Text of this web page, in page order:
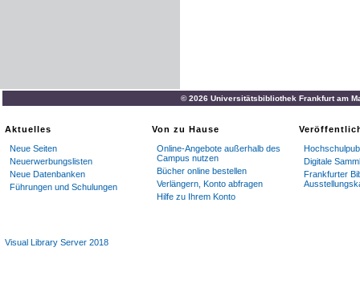
© 2026 Universitätsbibliothek Frankfurt am
Aktuelles
Neue Seiten
Neuerwerbungslisten
Neue Datenbanken
Führungen und Schulungen
Von zu Hause
Online-Angebote außerhalb des
Campus nutzen
Bücher online bestellen
Verlängern, Konto abfragen
Hilfe zu Ihrem Konto
Digitale
Frankfurter
Visual Library Server 2018